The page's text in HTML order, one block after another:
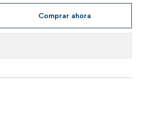
Comprar ahora